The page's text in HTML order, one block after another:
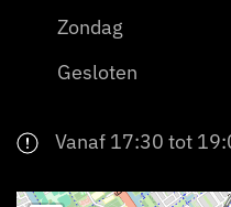
Zondag
Gesloten
Vanaf 17:30 tot